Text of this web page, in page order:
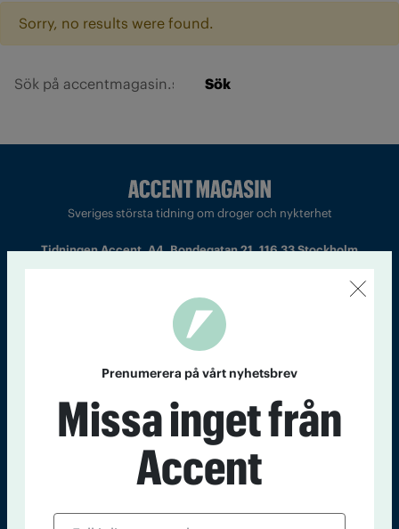
Sorry, no results were found.
Sök
Sveriges största tidning om droger och nykterhet
Tidningen Accent, A4, Bondegatan 21, 116 33 Stockholm
Chefredaktör och ansvarig utgivare: Barbro Janson Lundkvist,
barbro@a4.se.
Kontakt Om Tidningen Tidningsarkiv In English
Läs tidigare
Prenumerera på vårt nyhetsbrev
Missa inget från
Accent